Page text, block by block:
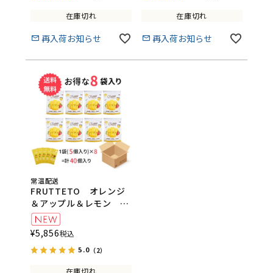
在庫切れ
再入荷お知らせ
在庫切れ
再入荷お知らせ
常温配送
FRUTTETO オレンジ
＆アップル＆レモン 8
袋セット
FRUTTETO（フルッテ
ート）
¥5,856税込
5.0 （2）
在庫切れ